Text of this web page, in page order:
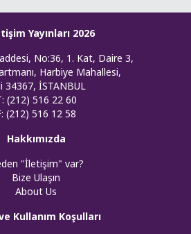
Yayınları 2026
No:36, 1. Kat, Daire 3,
Harbiye Mahallesi,
34367, İSTANBUL
(212) 516 22 60
(212) 516 12 58
Hakkımızda
"İletişim" var?
Bize Ulaşın
About Us
Kullanım Koşulları